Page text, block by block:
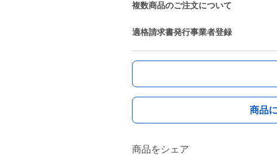
複数商品のご注文について
適格請求書発行事業者登録
商品
商品をシェア